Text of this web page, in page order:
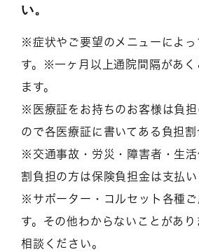
い。
※症状やご要望のメニューによっ
す。※一ヶ月以上通院間隔があく
ます。
※医療証をお持ちのお客様は負
ので各医療証に書いてある負担割
※交通事故・労災・障害者・生
割負担の方は保険負担金は支払い
※サポーター・コルセット各種ご
す。その他わからないことがあ
相談ください。